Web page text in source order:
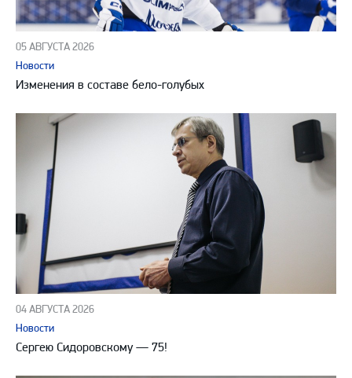
05 АВГУСТА 2026
Новости
Изменения в составе бело-голубых
04 АВГУСТА 2026
Новости
Сергею Сидоровскому — 75!